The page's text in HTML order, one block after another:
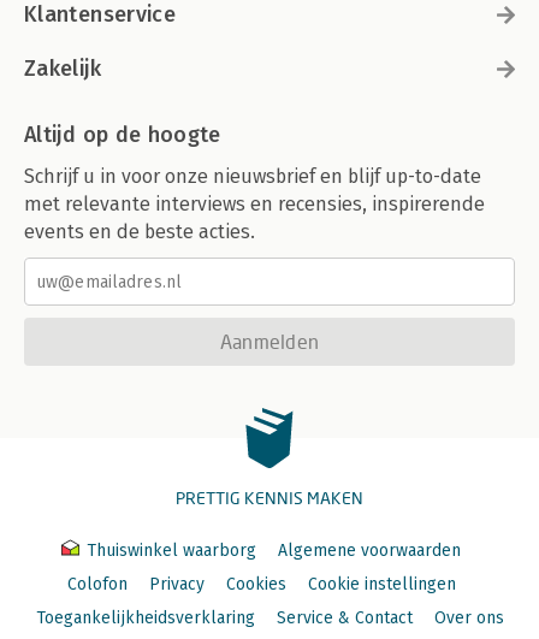
Klantenservice
Zakelijk
Altijd op de hoogte
Schrijf u in voor onze nieuwsbrief en blijf up-to-date
met relevante interviews en recensies, inspirerende
events en de beste acties.
Aanmelden
PRETTIG KENNIS MAKEN
Thuiswinkel waarborg
Algemene voorwaarden
Colofon
Privacy Cookies
Cookie instellingen
Toegankelijkheidsverklaring
Service & Contact Over ons